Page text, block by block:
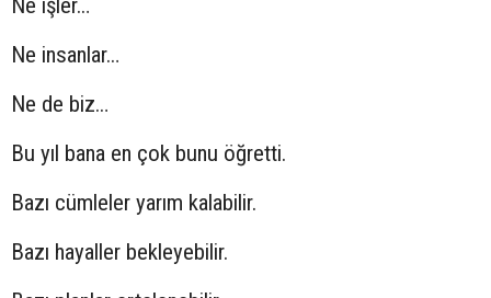
Ne işler…
Ne insanlar…
Ne de biz…
Bu yıl bana en çok bunu öğretti.
Bazı cümleler yarım kalabilir.
Bazı hayaller bekleyebilir.